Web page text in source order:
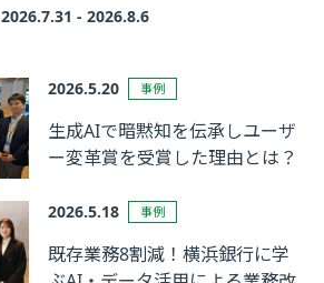
2026.7.31 - 2026.8.6
2026.5.20 事例
生成AIで暗黙知を伝承しユーザ
ー変革賞を受賞した理由とは？
2026.5.18 事例
既存業務8割減！横浜銀行に学